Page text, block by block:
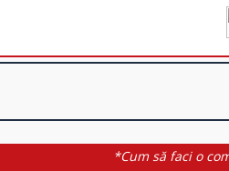
*Cum să faci o